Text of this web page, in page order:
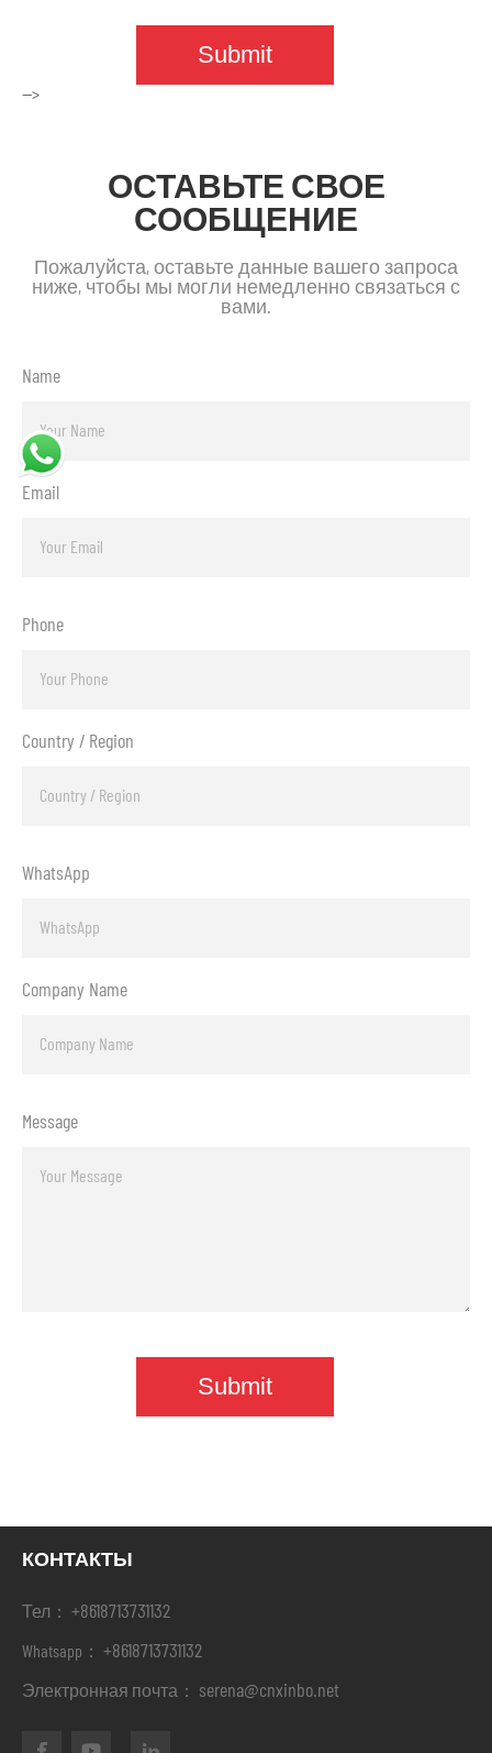
-->
ОСТАВЬТЕ СВОЕ
СООБЩЕНИЕ
Пожалуйста, оставьте данные вашего запроса
ниже, чтобы мы могли немедленно связаться с
вами.
Name
Email
Phone
Country / Region
WhatsApp
Company Name
Message
КОНТАКТЫ
Тел： +8618713731132
Whatsapp： +8618713731132
Электронная почта： serena@cnxinbo.net